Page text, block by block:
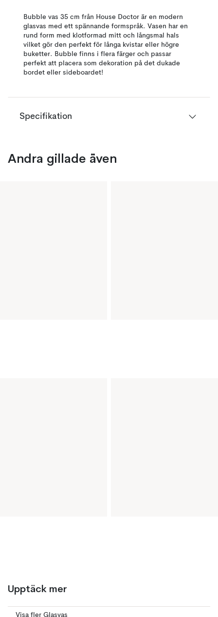
Bubble vas 35 cm från House Doctor är en modern
glasvas med ett spännande formspråk. Vasen har en
rund form med klotformad mitt och långsmal hals
vilket gör den perfekt för långa kvistar eller högre
buketter. Bubble finns i flera färger och passar
perfekt att placera som dekoration på det dukade
bordet eller sideboardet!
Specifikation
Andra gillade även
Upptäck mer
Visa fler Glasvas